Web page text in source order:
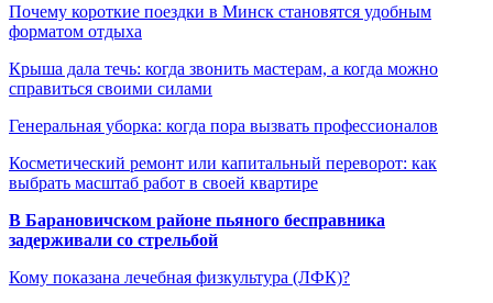
Почему короткие поездки в Минск становятся удобным
форматом отдыха
Крыша дала течь: когда звонить мастерам, а когда можно
справиться своими силами
Генеральная уборка: когда пора вызвать профессионалов
Косметический ремонт или капитальный переворот: как
выбрать масштаб работ в своей квартире
В Барановичском районе пьяного бесправника
задерживали со стрельбой
Кому показана лечебная физкультура (ЛФК)?